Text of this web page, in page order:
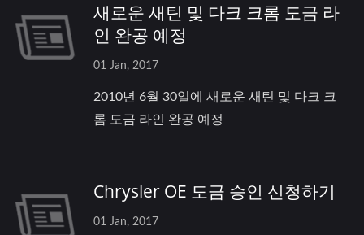
새로운 새틴 및 다크 크롬 도금 라
인 완공 예정
01 Jan, 2017
2010년 6월 30일에 새로운 새틴 및 다크 크
롬 도금 라인 완공 예정
Chrysler OE 도금 승인 신청하기
01 Jan, 2017